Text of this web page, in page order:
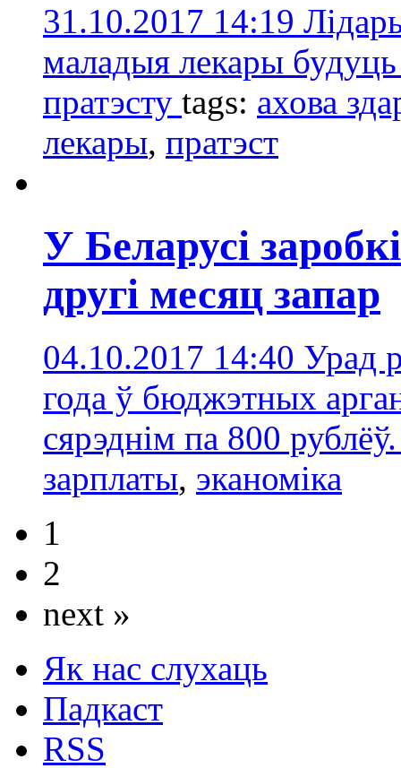
31.10.2017 14:19
маладыя лекары
пратэсту tags: ахова
лекары, пратэст
У Беларусі
другі месяц запар
04.10.2017 14:40 Урад
года ў бюджэтных
сярэднім па 800
зарплаты, эканоміка
1
2
next »
Як нас слухаць
Падкаст
RSS